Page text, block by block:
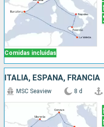
Comidas incluidas
ITALIA, ESPAÑA, FRANCIA
MSC Seaview 8 d